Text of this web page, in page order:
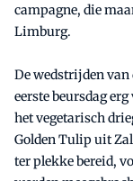
campagne, die
Limburg.
De wedstrijden
eerste beursdag
het vegetarisch
Golden Tulip uit
ter plekke bereid,